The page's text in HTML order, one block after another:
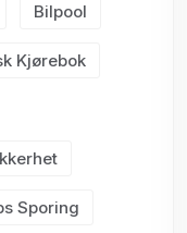
Bilpool
Kjørebok
Sporing